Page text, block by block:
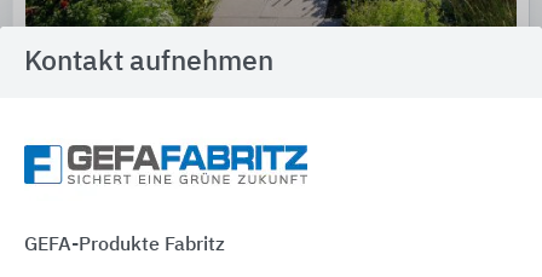
Dachbegrünung für verschiedene
Dachkonstruktionen
Kontakt aufnehmen
GEFA-Produkte Fabritz